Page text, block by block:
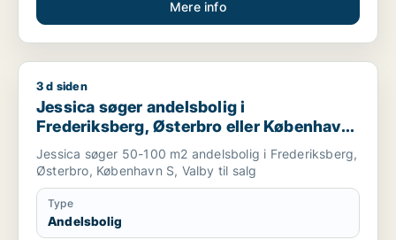
Mere info
Jessica søger andelsbolig i Frederiksberg, Østerbro eller
3 d siden
Jessica søger andelsbolig i
Frederiksberg, Østerbro eller København
S m.fl.
Jessica søger 50-100 m2 andelsbolig i Frederiksberg,
Østerbro, København S, Valby til salg
Type
Andelsbolig